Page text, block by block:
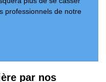
professionnels de notre
par nos